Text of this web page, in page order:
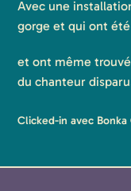
Avec une
gorge et qui ont
et ont même
du chanteur
Clicked-in avec Bonka